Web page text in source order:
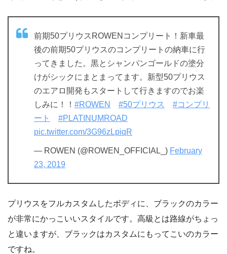
前期50プリウスROWENコンプリート！新車最
後の前期50プリウスのコンプリートの納車に行
ってきました。黒とシャンパンゴールドの塗分
けがシックにまとまってます。新型50プリウス
のエアロ開発もスタートして行きますのでお楽
しみに！！ #ROWEN #50プリウス
#コンプリ
ート
#PLATINUMROAD
pic.twitter.com/3G96zLpiqR
— ROWEN (@ROWEN_OFFICIAL_) February
23, 2019
プリウスをフルカスタムしたボディに、ブラックのカラー
が非常にかっこいいスタイルです。高級とは路線がちょっ
と違いますが、ブラックはカスタムにもってこいのカラー
ですね。